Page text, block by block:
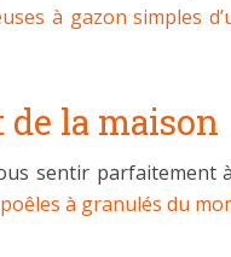
à gazon simples
la maison
sentir parfaitement
à granulés du